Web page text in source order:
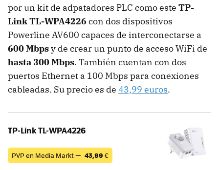
por un kit de adpatadores PLC como este TP-
Link TL-WPA4226 con dos dispositivos
Powerline AV600 capaces de interconectarse a
600 Mbpsy de crear un punto de acceso WiFi de
hasta 300 Mbps. También cuentan con dos
puertos Ethernet a 100 Mbps para conexiones
cableadas. Su precio es de 43,99 euros.
TP-Link TL-WPA4226
PVP en Media Markt — 43,99 €